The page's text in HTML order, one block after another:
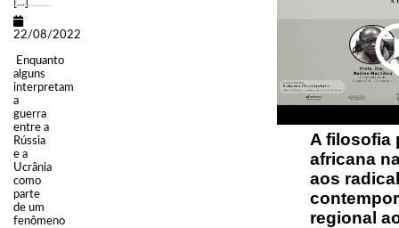
[...]
22/08/2022
Enquanto
alguns
interpretam
a
guerra
entre a
Rússia
e a
Ucrânia
como
parte
de um
fenômeno
A filosofia
africana
aos
regional